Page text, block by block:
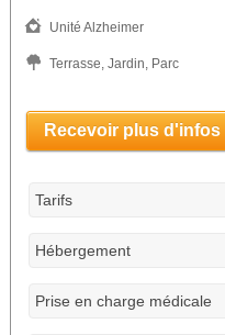
Unité Alzheimer
Terrasse, Jardin, Parc
Recevoir plus d'infos
Tarifs
Hébergement
Prise en charge médicale